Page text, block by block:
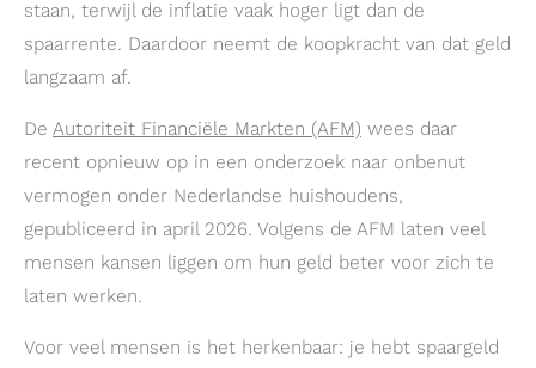
staan, terwijl de inflatie vaak hoger ligt dan de
spaarrente. Daardoor neemt de koopkracht van dat geld
langzaam af.
De Autoriteit Financiële Markten (AFM) wees daar
recent opnieuw op in een onderzoek naar onbenut
vermogen onder Nederlandse huishoudens,
gepubliceerd in april 2026. Volgens de AFM laten veel
mensen kansen liggen om hun geld beter voor zich te
laten werken.
Voor veel mensen is het herkenbaar: je hebt spaargeld